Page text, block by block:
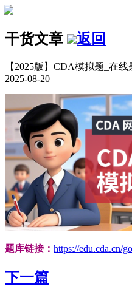
干货文章 返回
【2025版】CDA模拟题_在线
2025-08-20
题库链接： https://edu.cda.cn/
下一篇